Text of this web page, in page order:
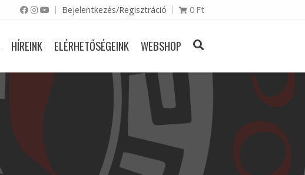
Bejelentkezés/Regisztráció 0 Ft
HÍREINK ELÉRHETŐSÉGEINK WEBSHOP